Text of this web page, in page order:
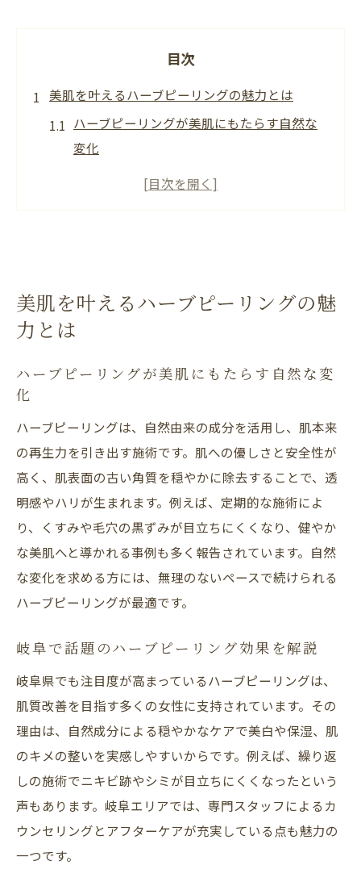
目次
美肌を叶えるハーブピーリングの魅力とは
ハーブピーリングが美肌にもたらす自然な
変化
岐阜で話題のハーブピーリング効果を解説
ハーブピーリングの魅力と美しい素肌づく
りの秘訣
美肌を目指す女性に適したハーブピーリン
岐阜県で体験する自然派ハーブピーリング
岐阜県で人気のハーブピーリング体験の流
れ
自然由来のハーブピーリングで安心の美肌
ケア
岐阜県でハーブピーリングを受ける際の注
意点
ハーブピーリングが岐阜県で選ばれる理由
岐阜県で美肌を目指す方へのおすすめ施術
法
ハーブピーリングを岐阜県で体験するメリ
ット
ハーブピーリング効果を最大化する秘訣
ア方法
美肌を叶えるハーブピーリングの魅
力とは
ハーブピーリングが美肌にもたらす自然な変
化
ハーブピーリングは、自然由来の成分を活用し、肌本来
の再生力を引き出す施術です。肌への優しさと安全性が
高く、肌表面の古い角質を穏やかに除去することで、透
明感やハリが生まれます。例えば、定期的な施術によ
り、くすみや毛穴の黒ずみが目立ちにくくなり、健やか
な美肌へと導かれる事例も多く報告されています。自然
な変化を求める方には、無理のないペースで続けられる
ハーブピーリングが最適です。
岐阜で話題のハーブピーリング効果を解説
岐阜県でも注目度が高まっているハーブピーリングは、
肌質改善を目指す多くの女性に支持されています。その
理由は、自然成分による穏やかなケアで美白や保湿、肌
のキメの整いを実感しやすいからです。例えば、繰り返
しの施術でニキビ跡やシミが目立ちにくくなったという
声もあります。岐阜エリアでは、専門スタッフによるカ
ウンセリングとアフターケアが充実している点も魅力の
一つです。